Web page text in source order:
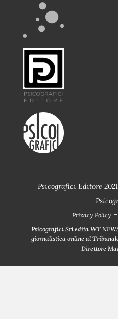
Psicografici Editore
Privacy Policy -
Psicografici Srl edita WT
giornalistica online al
Direttore